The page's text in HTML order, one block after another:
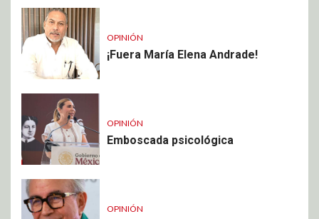
OPINIÓN
¡Fuera María Elena Andrade!
OPINIÓN
Emboscada psicológica
OPINIÓN